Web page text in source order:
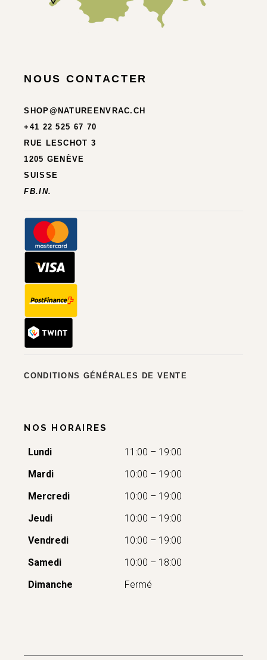
NOUS CONTACTER
SHOP@NATUREENVRAC.CH
+41 22 525 67 70
RUE LESCHOT 3
1205 GENÈVE
SUISSE
FB.IN.
CONDITIONS GÉNÉRALES DE VENTE
NOS HORAIRES
Lundi
11:00 – 19:00
Mardi
10:00 – 19:00
Mercredi
10:00 – 19:00
Jeudi
10:00 – 19:00
Vendredi
10:00 – 19:00
Samedi
10:00 – 18:00
Dimanche
Fermé